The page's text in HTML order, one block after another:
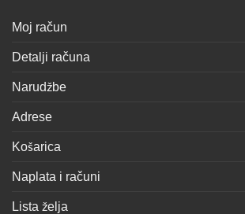
Moj račun
Detalji računa
Narudžbe
Adrese
Košarica
Naplata i računi
Lista želja